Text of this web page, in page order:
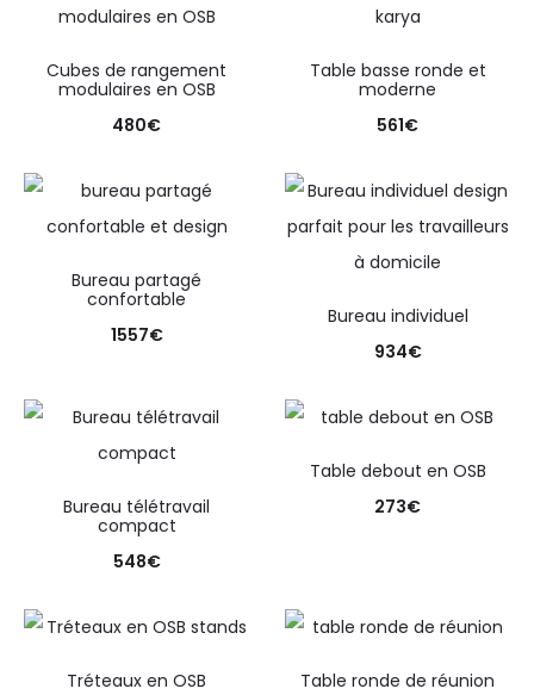
Cubes de rangement
modulaires en OSB
480€
Table basse ronde et
moderne
561€
Bureau partagé
confortable
1557€
Bureau individuel
934€
Bureau télétravail
compact
548€
Table debout en OSB
273€
Tréteaux en OSB
Table ronde de réunion